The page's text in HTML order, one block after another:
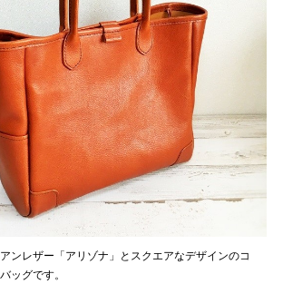
ンレザー「アリゾナ」とスクエアなデザインのコ
ッグです。